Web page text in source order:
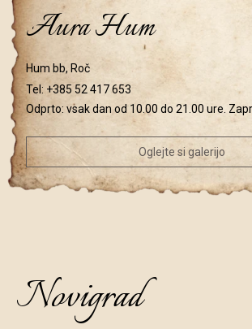
Aura Hum
Hum bb, Roč
Tel: +385 52 417 653
Odprto: vsak dan od 10.00 do 21.00 ure.
Oglejte si galerijo
Novigrad